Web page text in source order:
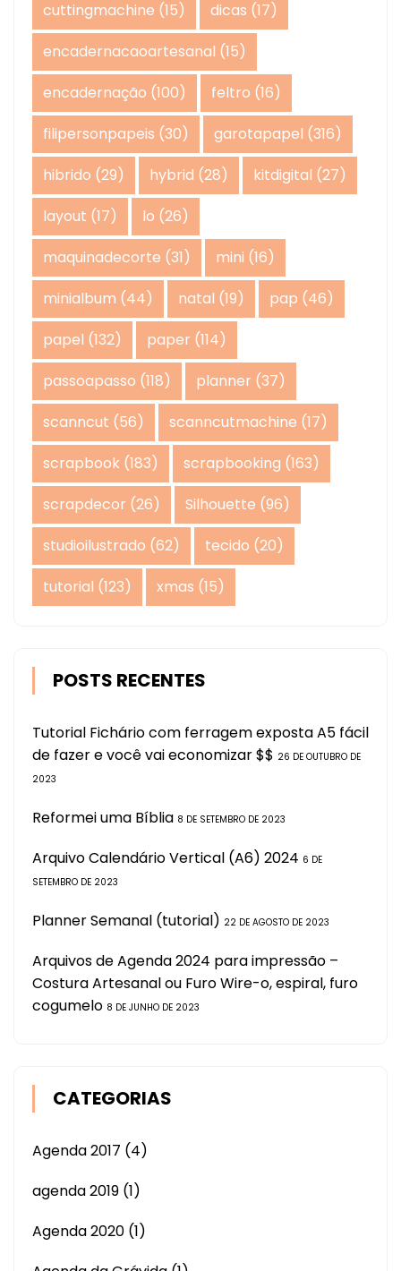
cuttingmachine (15) dicas (17)
encadernacaoartesanal (15)
encadernação (100) feltro (16)
filipersonpapeis (30) garotapapel (316)
hibrido (29) hybrid (28) kitdigital (27)
layout (17) lo (26)
maquinadecorte (31) mini (16)
minialbum (44) natal (19) pap (46)
papel (132) paper (114)
passoapasso (118) planner (37)
scanncut (56) scanncutmachine (17)
scrapbook (183) scrapbooking (163)
scrapdecor (26) Silhouette (96)
studioilustrado (62) tecido (20)
tutorial (123) xmas (15)
POSTS RECENTES
Tutorial Fichário com ferragem exposta A5 fácil
de fazer e você vai economizar $$ 26 DE OUTUBRO DE
2023
Reformei uma Bíblia 8 DE SETEMBRO DE 2023
Arquivo Calendário Vertical (A6) 2024 6 DE
SETEMBRO DE 2023
Planner Semanal (tutorial) 22 DE AGOSTO DE 2023
Arquivos de Agenda 2024 para impressão –
Costura Artesanal ou Furo Wire-o, espiral, furo
cogumelo 8 DE JUNHO DE 2023
CATEGORIAS
Agenda 2017 (4)
agenda 2019 (1)
Agenda 2020 (1)